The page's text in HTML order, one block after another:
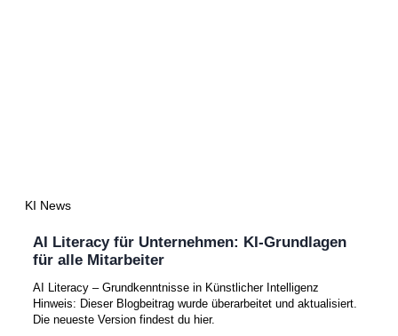
KI News
AI Literacy für Unternehmen: KI-Grundlagen
für alle Mitarbeiter
AI Literacy – Grundkenntnisse in Künstlicher Intelligenz
Hinweis: Dieser Blogbeitrag wurde überarbeitet und aktualisiert.
Die neueste Version findest du hier.